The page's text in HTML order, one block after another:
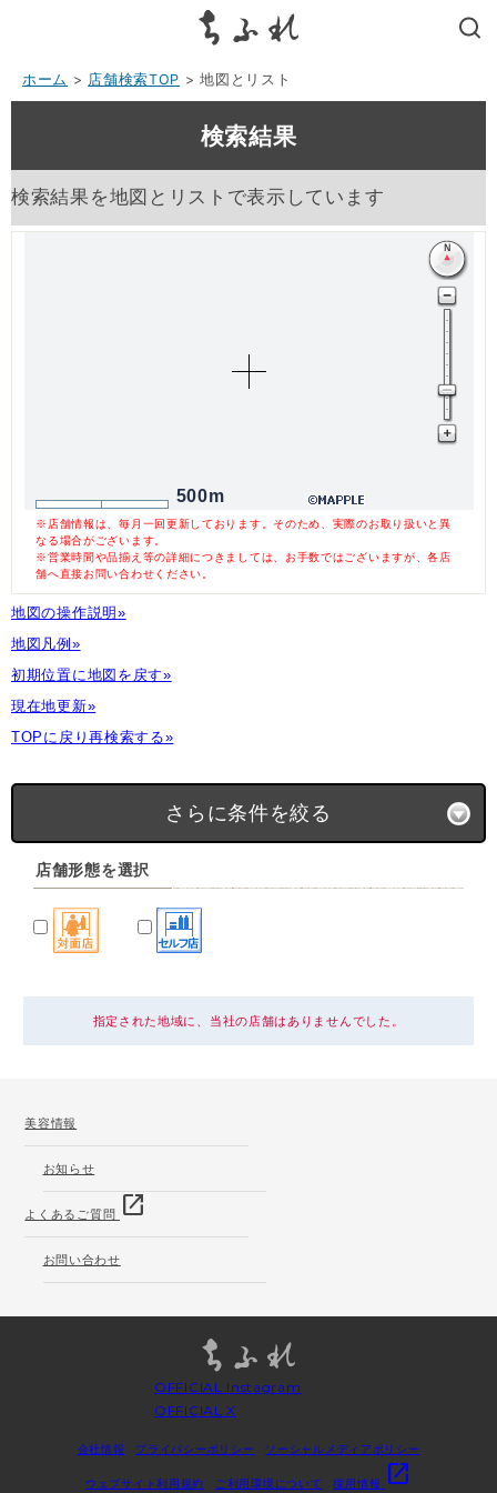
ホーム > 店舗検索TOP > 地図とリスト
検索結果
検索結果を地図とリストで表示しています
500m
※店舗情報は、毎月一回更新しております。そのため、実際のお取り扱いと異
なる場合がございます。
※営業時間や品揃え等の詳細につきましては、お手数ではございますが、各店
舗へ直接お問い合わせください。
地図の操作説明»
地図凡例»
初期位置に地図を戻す»
現在地更新»
TOPに戻り再検索する»
さらに条件を絞る
店舗形態を選択
指定された地域に、当社の店舗はありませんでした。
美容情報
お知らせ
よくあるご質問 open_in_new
お問い合わせ
OFFICIAL Instagram
OFFICIAL X
会社情報 プライバシーポリシー ソーシャルメディアポリシー
ウェブサイト利用規約 ご利用環境について 採用情報 open_in_new